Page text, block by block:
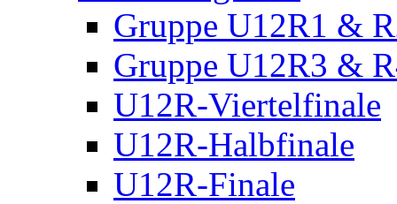
Gruppe U12R1 &
Gruppe U12R3 &
U12R-Viertelfinale
U12R-Halbfinale
U12R-Finale